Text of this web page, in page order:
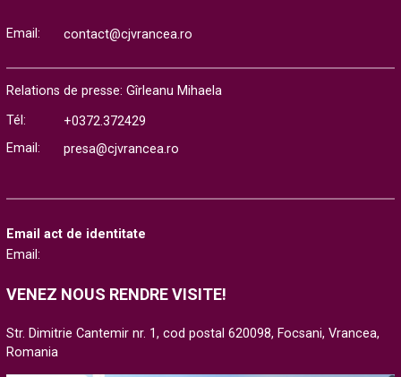
Email: contact@cjvrancea.ro
Relations de presse: Gîrleanu Mihaela
Tél:
+0372.372429
Email:
presa@cjvrancea.ro
Email act de identitate
Email:
VENEZ NOUS RENDRE VISITE!
Str. Dimitrie Cantemir nr. 1, cod postal 620098, Focsani, Vrancea,
Romania